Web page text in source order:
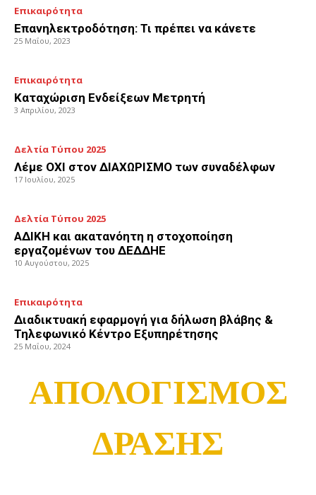
Επικαιρότητα
Επανηλεκτροδότηση: Τι πρέπει να κάνετε
25 Μαΐου, 2023
Επικαιρότητα
Καταχώριση Ενδείξεων Μετρητή
3 Απριλίου, 2023
Δελτία Τύπου 2025
Λέμε ΟΧΙ στον ΔΙΑΧΩΡΙΣΜΟ των συναδέλφων
17 Ιουλίου, 2025
Δελτία Τύπου 2025
ΑΔΙΚΗ και ακατανόητη η στοχοποίηση
εργαζομένων του ΔΕΔΔΗΕ
10 Αυγούστου, 2025
Επικαιρότητα
Διαδικτυακή εφαρμογή για δήλωση βλάβης &
Τηλεφωνικό Κέντρο Εξυπηρέτησης
25 Μαΐου, 2024
ΑΠΟΛΟΓΙΣΜΟΣ
ΔΡΑΣΗΣ